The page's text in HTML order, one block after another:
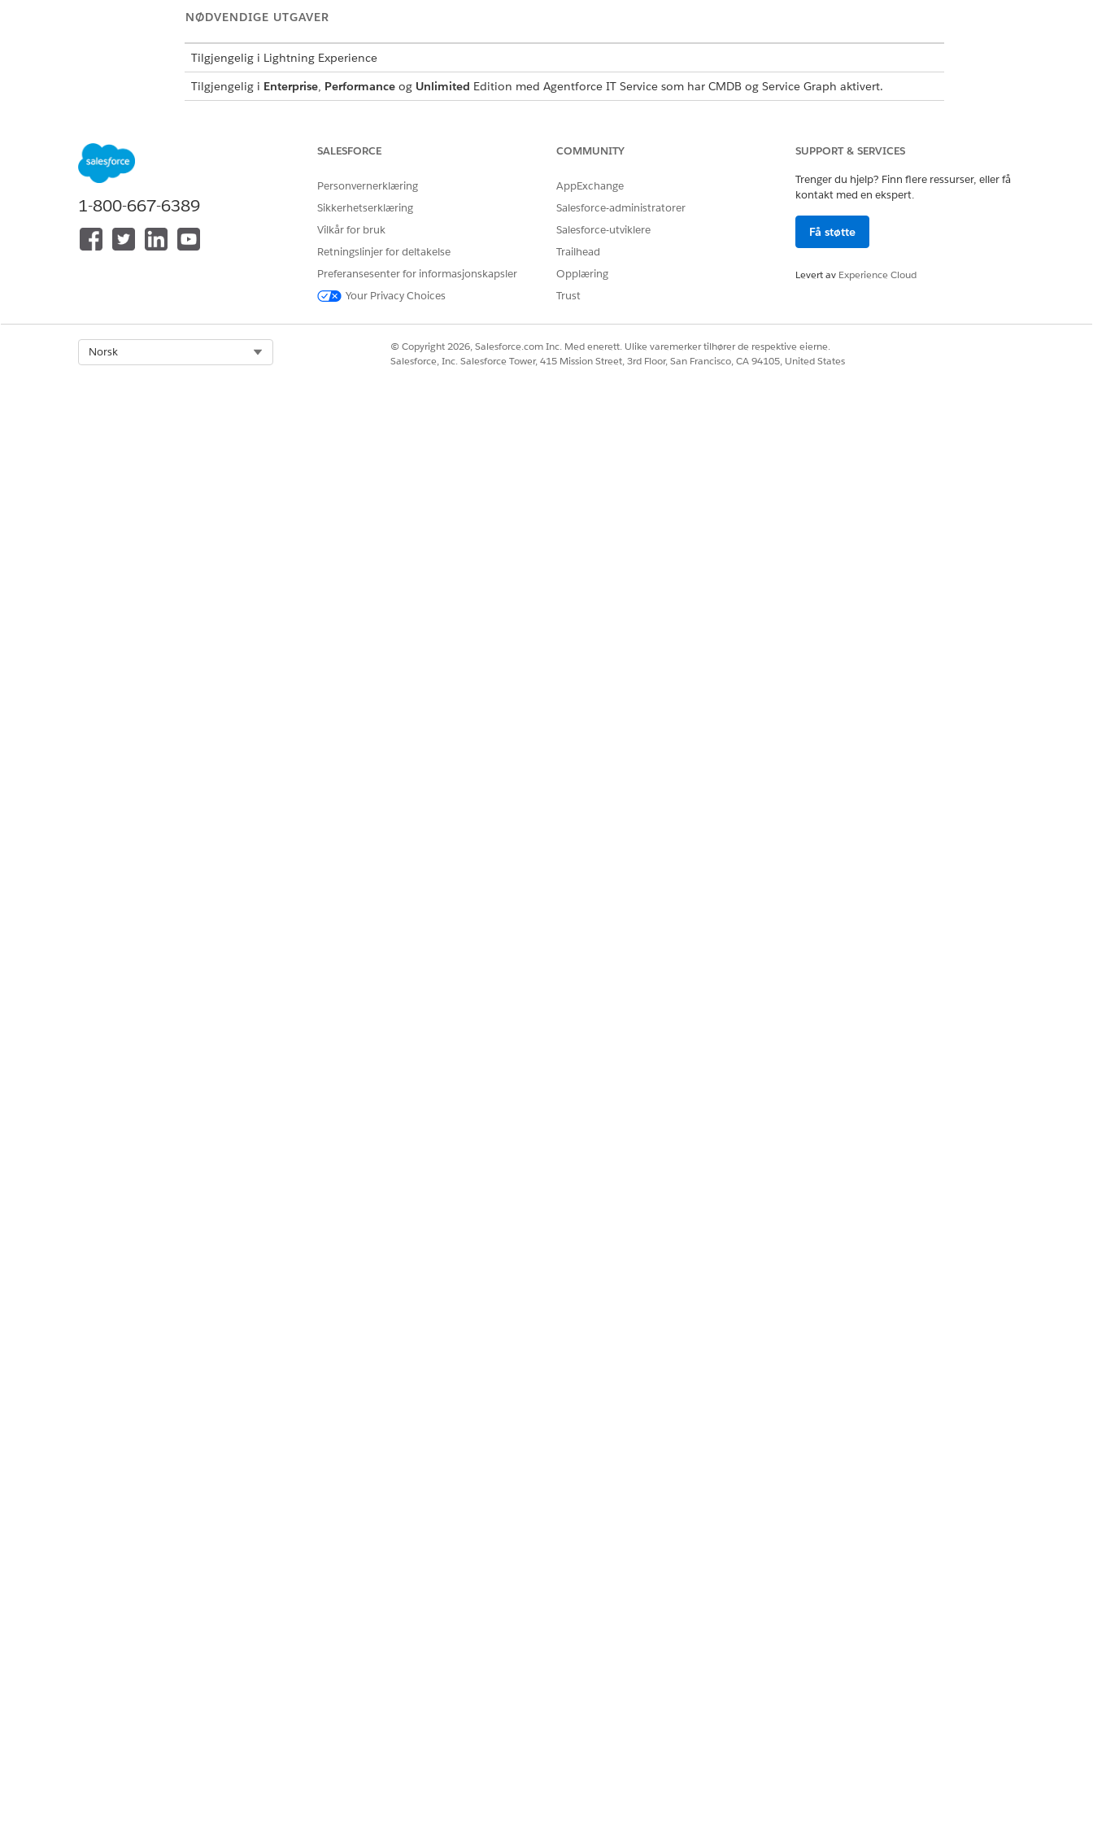
NØDVENDIGE UTGAVER
Tilgjengelig i Lightning Experience
Tilgjengelig i Enterprise, Performanceog Unlimited Edition med Agentforce IT Service som har CMDB og Service Graph aktivert.
For å redigere konfigurasjonselementer: CMDB-administrator ELLER CMDB-standardbruker
CMDB og Tjenestegraffra Appstarter.
Konfigurasjonselementeri navigeringspanelet.
Velg konfigurasjonselementet som skal oppdateres, i listevisningen Alle konfigurasjonselementer eller Mine konfigurasjonselementer.
på CI-postsiden og gjør endringene.
HJALP DENNE ARTIKKELEN MED Å LØSE PROBLEMET DITT?
La oss få vite det slik at vi kan forbedre!
1-800-667-6389
SALESFORCE
Personvernerklæring
Sikkerhetserklæring
Vilkår for bruk
Retningslinjer for deltakelse
Preferansesenter for informasjonskapsler
Your Privacy Choices
COMMUNITY
AppExchange
Salesforce-administratorer
Salesforce-utviklere
Trailhead
Opplæring
Trust
SUPPORT & SERVICES
Trenger du hjelp? Finn flere ressurser, eller få
kontakt med en ekspert.
Få støtte
Levert av Experience Cloud
Norsk
© Copyright 2026, Salesforce.com Inc. Med enerett. Ulike varemerker tilhører de respektive eierne.
Salesforce, Inc. Salesforce Tower, 415 Mission Street, 3rd Floor, San Francisco, CA 94105, United States